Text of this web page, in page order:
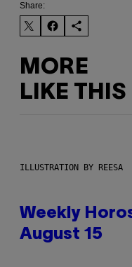
Share:
MORE
LIKE THIS
ILLUSTRATION BY REESA
Weekly
August 15